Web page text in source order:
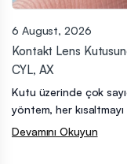
6 August, 2026
Kontakt Lens
CYL, AX
Kutu üzerinde çok
yöntem, her
Devamını Okuyun